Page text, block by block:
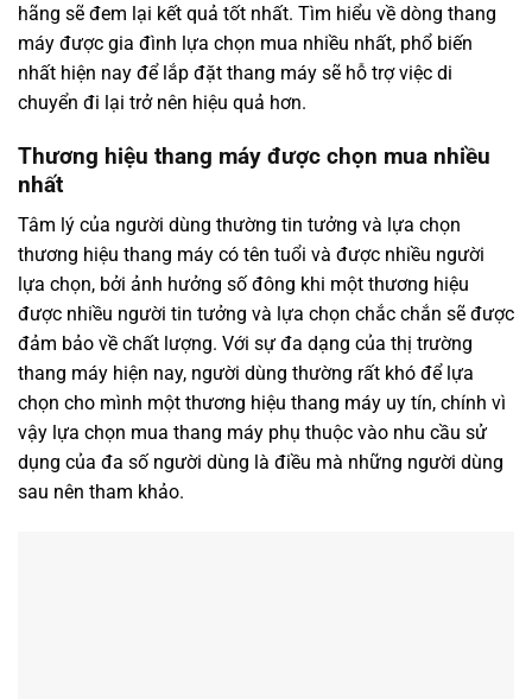
hãng sẽ đem lại kết quả tốt nhất. Tìm hiểu về dòng thang
máy được gia đình lựa chọn mua nhiều nhất, phổ biến
nhất hiện nay để lắp đặt thang máy sẽ hỗ trợ việc di
chuyển đi lại trở nên hiệu quả hơn.
Thương hiệu thang máy được chọn mua nhiều
nhất
Tâm lý của người dùng thường tin tưởng và lựa chọn
thương hiệu thang máy có tên tuổi và được nhiều người
lựa chọn, bởi ảnh hưởng số đông khi một thương hiệu
được nhiều người tin tưởng và lựa chọn chắc chắn sẽ được
đảm bảo về chất lượng. Với sự đa dạng của thị trường
thang máy hiện nay, người dùng thường rất khó để lựa
chọn cho mình một thương hiệu thang máy uy tín, chính vì
vậy lựa chọn mua thang máy phụ thuộc vào nhu cầu sử
dụng của đa số người dùng là điều mà những người dùng
sau nên tham khảo.